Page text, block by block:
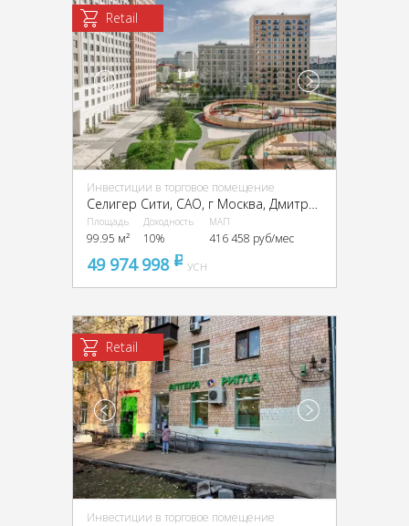
Retail
Инвестиции в торговое помещение
Селигер Сити, CАО, г Москва, Дмитровское ш., 87, стр. 2, 3
Площадь
99.95 м²
Доходность
10%
МАП
416 458 руб/мес
49 974 998 pуб
УСН
Retail
Инвестиции в торговое помещение